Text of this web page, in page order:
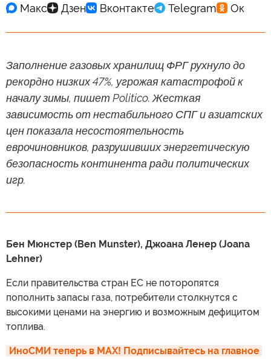
Заполнение газовых хранилищ ФРГ рухнуло до
рекордно низких 47%, угрожая катастрофой к
началу зимы, пишет Politico. Жесткая
зависимость от нестабильного СПГ и азиатских
цен показала несостоятельность
еврочиновников, разрушивших энергетическую
безопасность континента ради политических
игр.
Бен Мюнстер (Ben Munster), Джоана Ленер (Joana
Lehner)
Если правительства стран ЕС не поторопятся
пополнить запасы газа, потребители столкнутся с
высокими ценами на энергию и возможным дефицитом
топлива.
ИноСМИ теперь в MAX! Подписывайтесь на главное